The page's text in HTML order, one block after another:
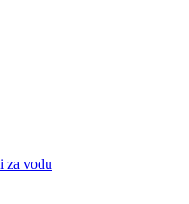
za vodu